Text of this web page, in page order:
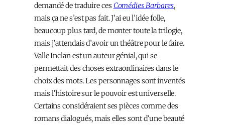
demandé de traduire ces Comédies Barbares,
mais ça ne s’est pas fait. J’ai eu l’idée folle,
beaucoup plus tard, de monter toute la trilogie,
mais j’attendais d’avoir un théâtre pour le faire.
Valle Inclan est un auteur génial, qui se
permettait des choses extraordinaires dans le
choix des mots. Les personnages sont inventés
mais l’histoire sur le pouvoir est universelle.
Certains considéraient ses pièces comme des
romans dialogués, mais elles sont d’une beauté